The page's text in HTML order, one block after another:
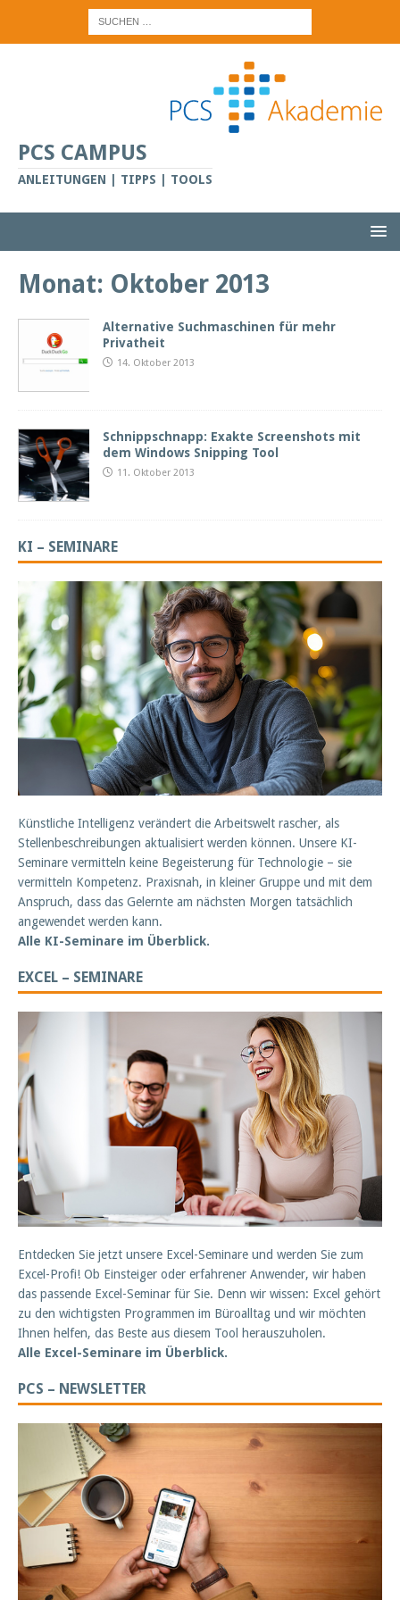
PCS CAMPUS
ANLEITUNGEN | TIPPS | TOOLS
Monat: Oktober 2013
Alternative Suchmaschinen für mehr
Privatheit
14. Oktober 2013
Schnippschnapp: Exakte Screenshots mit
dem Windows Snipping Tool
11. Oktober 2013
KI – SEMINARE
Künstliche Intelligenz verändert die Arbeitswelt rascher, als
Stellenbeschreibungen aktualisiert werden können. Unsere KI-
Seminare vermitteln keine Begeisterung für Technologie – sie
vermitteln Kompetenz. Praxisnah, in kleiner Gruppe und mit dem
Anspruch, dass das Gelernte am nächsten Morgen tatsächlich
angewendet werden kann.
Alle KI-Seminare im Überblick.
EXCEL – SEMINARE
Entdecken Sie jetzt unsere Excel-Seminare und werden Sie zum
Excel-Profi! Ob Einsteiger oder erfahrener Anwender, wir haben
das passende Excel-Seminar für Sie. Denn wir wissen: Excel gehört
zu den wichtigsten Programmen im Büroalltag und wir möchten
Ihnen helfen, das Beste aus diesem Tool herauszuholen.
Alle Excel-Seminare im Überblick.
PCS – NEWSLETTER